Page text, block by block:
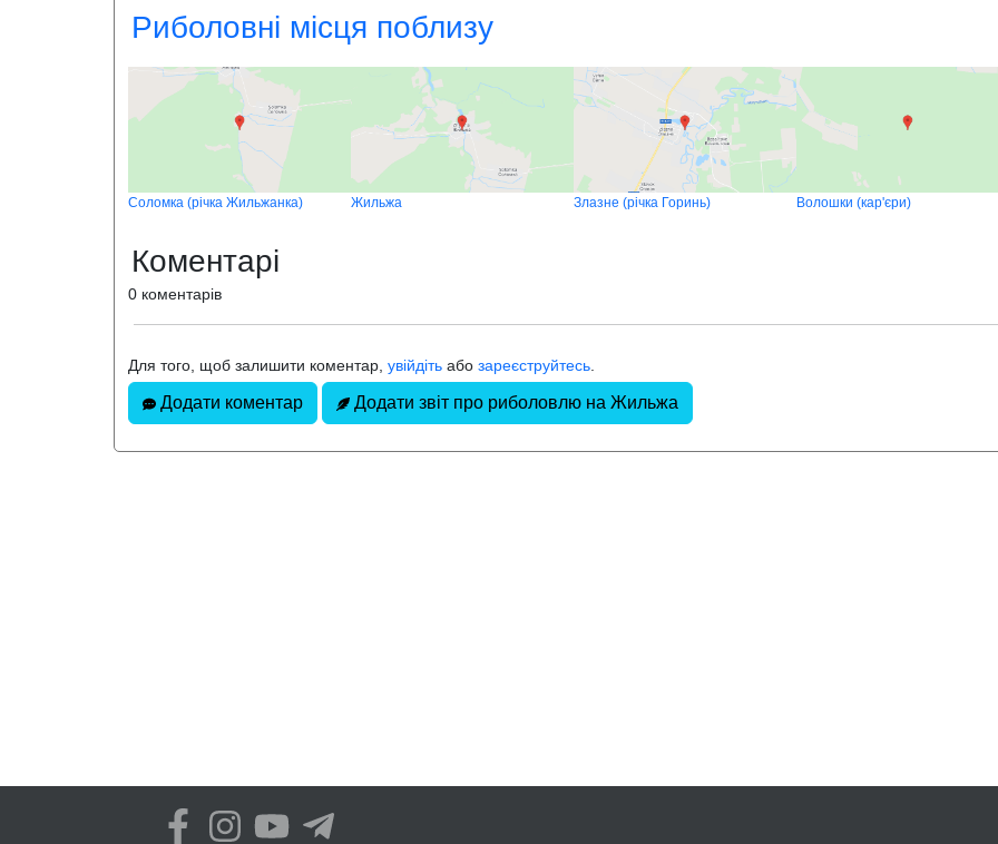
Риболовні місця поблизу
Соломка (річка Жильжанка) Жильжа Злазне (річка Горинь) Волошки (кар'єри)
Коментарі
0 коментарів
Для того, щоб залишити коментар, увійдіть або зареєструйтесь
Додати коментар Додати звіт про риболовлю на Жильжа